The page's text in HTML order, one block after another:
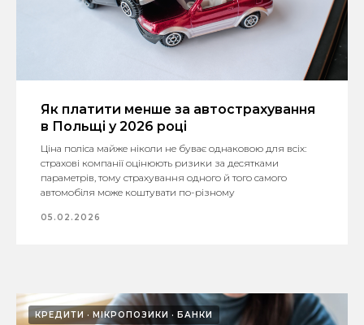
Як платити менше за автострахування
в Польщі у 2026 році
Ціна поліса майже ніколи не буває однаковою для всіх:
страхові компанії оцінюють ризики за десятками
параметрів, тому страхування одного й того самого
автомобіля може коштувати по-різному
05.02.2026
КРЕДИТИ МІКРОПОЗИКИ БАНКИ